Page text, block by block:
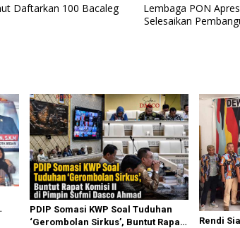
Daftarkan 100 Bacaleg
Lembaga PON
Selesaikan
PDIP Somasi KWP Soal Tuduhan
‘Gerombolan Sirkus’, Buntut Rapat
Rendi